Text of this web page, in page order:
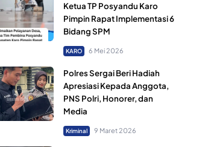
Ketua TP Posyandu Karo
Pimpin Rapat Implementasi 6
Bidang SPM
KARO 6 Mei 2026
Polres Sergai Beri Hadiah
Apresiasi Kepada Anggota,
PNS Polri, Honorer, dan
Media
Kriminal 9 Maret 2026